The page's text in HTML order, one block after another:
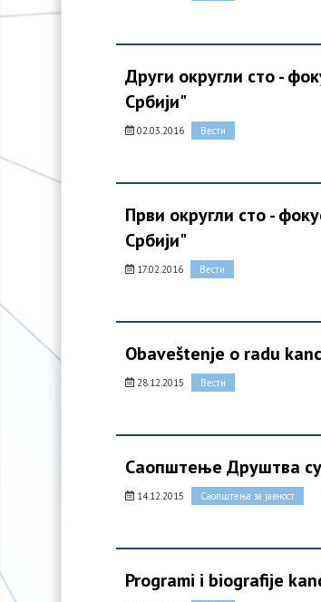
Други округли сто -
Србији"
02.03.2016 Вести
Први округли сто -
Србији"
17.02.2016 Вести
Obaveštenje o radu
28.12.2015 Вести
Саопштење Друштва
14.12.2015 Саопштења за јавност
Programi i biografije